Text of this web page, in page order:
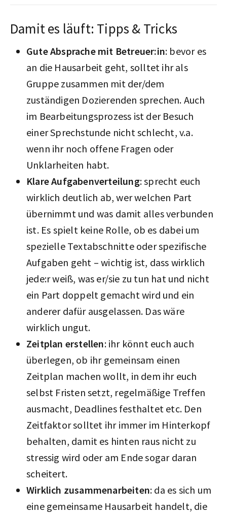
Damit es läuft: Tipps & Tricks
Gute Absprache mit Betreuer:in: bevor es
an die Hausarbeit geht, solltet ihr als
Gruppe zusammen mit der/dem
zuständigen Dozierenden sprechen. Auch
im Bearbeitungsprozess ist der Besuch
einer Sprechstunde nicht schlecht, v.a.
wenn ihr noch offene Fragen oder
Unklarheiten habt.
Klare Aufgabenverteilung: sprecht euch
wirklich deutlich ab, wer welchen Part
übernimmt und was damit alles verbunden
ist. Es spielt keine Rolle, ob es dabei um
spezielle Textabschnitte oder spezifische
Aufgaben geht – wichtig ist, dass wirklich
jede:r weiß, was er/sie zu tun hat und nicht
ein Part doppelt gemacht wird und ein
anderer dafür ausgelassen. Das wäre
wirklich ungut.
Zeitplan erstellen: ihr könnt euch auch
überlegen, ob ihr gemeinsam einen
Zeitplan machen wollt, in dem ihr euch
selbst Fristen setzt, regelmäßige Treffen
ausmacht, Deadlines festhaltet etc. Den
Zeitfaktor solltet ihr immer im Hinterkopf
behalten, damit es hinten raus nicht zu
stressig wird oder am Ende sogar daran
scheitert.
Wirklich zusammenarbeiten: da es sich um
eine gemeinsame Hausarbeit handelt, die